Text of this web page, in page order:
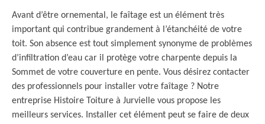
Avant d’être ornemental, le faîtage est un élément très
important qui contribue grandement à l’étanchéité de votre
toit. Son absence est tout simplement synonyme de problèmes
d’infiltration d’eau car il protège votre charpente depuis la
Sommet de votre couverture en pente. Vous désirez contacter
des professionnels pour installer votre faîtage ? Notre
entreprise Histoire Toiture à Jurvielle vous propose les
meilleurs services. Installer cet élément peut se faire de deux